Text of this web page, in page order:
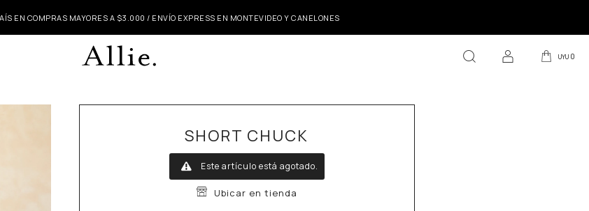
EN COMPRAS MAYORES A $3.000 / ENVÍO EXPRESS EN MONTEVIDEO Y CANELONES
UYU 0
SHORT CHUCK
Este artículo está agotado.
Ubicar en tienda